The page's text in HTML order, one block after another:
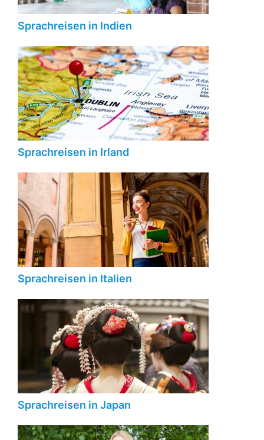
Sprachreisen in Indien
Sprachreisen in Irland
Sprachreisen in Italien
Sprachreisen in Japan